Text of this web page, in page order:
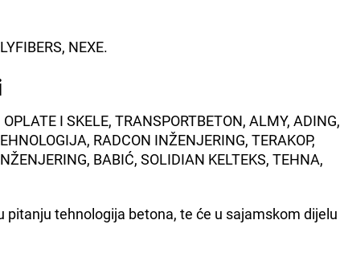
NEXE.
I SKELE, TRANSPORTBETON, ALMY, ADING,
RADCON INŽENJERING, TERAKOP,
BABIĆ, SOLIDIAN KELTEKS, TEHNA,
pitanju tehnologija betona, te će u sajamskom dijelu